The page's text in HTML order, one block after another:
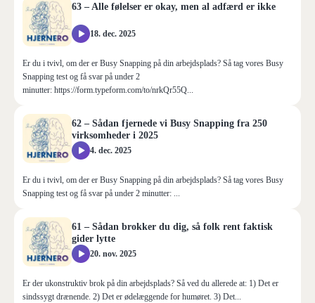
63 – Alle følelser er okay, men al adfærd er ikke
18. dec. 2025
Er du i tvivl, om der er Busy Snapping på din arbejdsplads? Så tag vores Busy
Snapping test og få svar på under 2
minutter: https://form.typeform.com/to/nrkQr55Q...
62 – Sådan fjernede vi Busy Snapping fra 250
virksomheder i 2025
4. dec. 2025
Er du i tvivl, om der er Busy Snapping på din arbejdsplads? Så tag vores Busy
Snapping test og få svar på under 2 minutter: ...
61 – Sådan brokker du dig, så folk rent faktisk
gider lytte
20. nov. 2025
Er der ukonstruktiv brok på din arbejdsplads? Så ved du allerede at: 1) Det er
sindssygt drænende. 2) Det er ødelæggende for humøret. 3) Det...